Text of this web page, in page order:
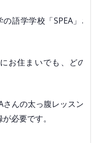
語学学校「SPEA」さん
お住まいでも、どの場
さんの太っ腹レッスン！
必要です。